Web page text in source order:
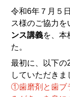
令和6年７月５
ス様のご協力
ンス講義を、本
た。
最初に、以下の
していただきま
①歯磨剤と歯ブ